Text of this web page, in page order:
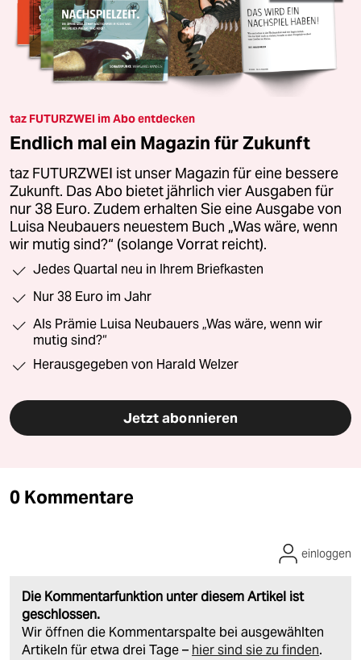
taz FUTURZWEI im Abo entdecken
Endlich mal ein Magazin für Zukunft
taz FUTURZWEI ist unser Magazin für eine bessere
Zukunft. Das Abo bietet jährlich vier Ausgaben für
nur 38 Euro. Zudem erhalten Sie eine Ausgabe von
Luisa Neubauers neuestem Buch „Was wäre, wenn
wir mutig sind?“ (solange Vorrat reicht).
Jedes Quartal neu in Ihrem Briefkasten
Nur 38 Euro im Jahr
Als Prämie Luisa Neubauers „Was wäre, wenn wir
mutig sind?“
Herausgegeben von Harald Welzer
Jetzt abonnieren
0 Kommentare
Die Kommentarfunktion unter diesem Artikel ist
geschlossen.
Wir öffnen die Kommentarspalte bei ausgewählten
Artikeln für etwa drei Tage – hier sind sie zu finden.
einloggen